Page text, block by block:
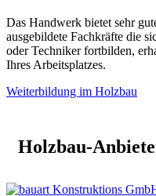
Das Handwerk bietet sehr
ausgebildete Fachkräfte die
oder Techniker fortbilden,
Ihres Arbeitsplatzes.
Weiterbildung im Holzbau
Holzbau-